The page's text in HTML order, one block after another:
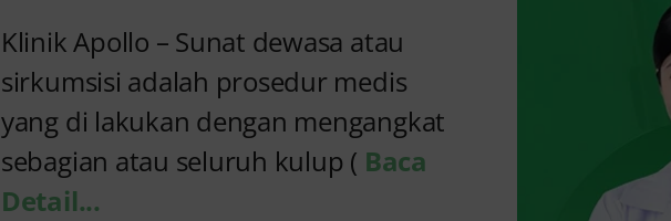
Klinik Apollo – Sunat dewasa atau
sirkumsisi adalah prosedur medis
yang di lakukan dengan mengangkat
sebagian atau seluruh kulup ( Baca
Detail...